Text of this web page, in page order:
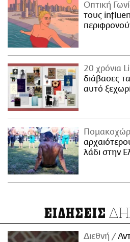
Οπτική
τους
20 χρόνια
διάβασες
αυτό
λάδι στην
ΕΙΔΗΣΕΙΣ
Διεθνή